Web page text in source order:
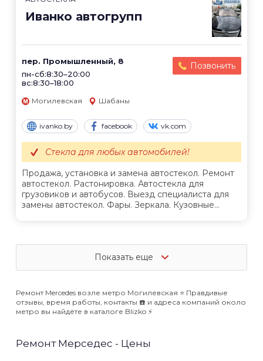
Иванко автогрупп
пер. Промышленный, 8
пн-сб:8:30–20:00
вс:8:30–18:00
Позвонить
Могилевская Шабаны
ivanko.by facebook vk.com
Продажа, установка и замена автостекол. Ремонт
автостекол. Растонировка. Автостекла для
грузовиков и автобусов. Выезд специалиста для
замены автостекол. Фары. Зеркала. Кузовные...
Стекла для любых автомобилей!
Показать еще
Ремонт Mercedes возле метро Могилевская ⭐️ Правдивые
отзывы, время работы, контакты ☎️ и адреса компаний около
метро вы найдёте в каталоге Blizko ⚡️
Ремонт Мерседес - Цены